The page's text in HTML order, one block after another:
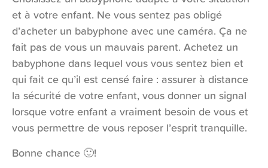
et à votre enfant. Ne vous sentez pas obligé
d’acheter un babyphone avec une caméra. Ça ne
fait pas de vous un mauvais parent. Achetez un
babyphone dans lequel vous vous sentez bien et
qui fait ce qu’il est censé faire : assurer à distance
la sécurité de votre enfant, vous donner un signal
lorsque votre enfant a vraiment besoin de vous et
vous permettre de vous reposer l’esprit tranquille.
Bonne chance 🙂!